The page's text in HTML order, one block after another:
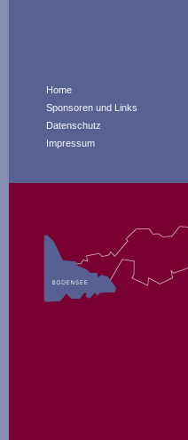
Home
Sponsoren und Links
Datenschutz
Impressum